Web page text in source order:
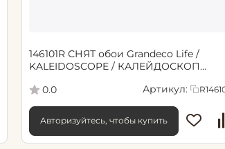
146101R СНЯТ обои Grandeco Life /
KALEIDOSCOPE / КАЛЕЙДОСКОП
0.0
Артикул:
Авторизуйтесь, чтобы купить